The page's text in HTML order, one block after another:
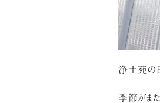
浄土苑の
季節がま